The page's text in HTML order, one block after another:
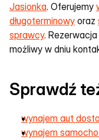
Jasionka. Oferujemy
długoterminowy oraz
sprawcy.
możliwy w dniu
Sprawdź
wynajem aut
wynajem